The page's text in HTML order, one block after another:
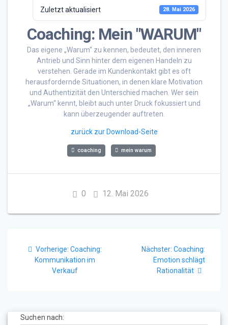
Zuletzt aktualisiert 28. Mai 2026
Coaching: Mein "WARUM"
Das eigene „Warum“ zu kennen, bedeutet, den inneren
Antrieb und Sinn hinter dem eigenen Handeln zu
verstehen. Gerade im Kundenkontakt gibt es oft
herausfordernde Situationen, in denen klare Motivation
und Authentizität den Unterschied machen. Wer sein
„Warum“ kennt, bleibt auch unter Druck fokussiert und
kann überzeugender auftreten.
zurück zur Download-Seite
coaching mein warum
0 12. Mai 2026
Vorherige: Vorheriger
Beitrag:
Coaching:
Kommunikation im
Verkauf
Nächster: Nächster
Beitrag:
Coaching:
Emotion schlägt
Rationalität
Suchen nach: